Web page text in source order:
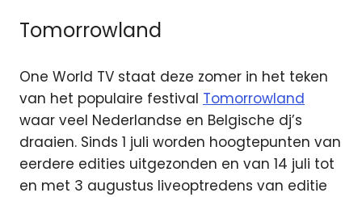
Tomorrowland
One World TV staat deze zomer in het teken
van het populaire festival Tomorrowland
waar veel Nederlandse en Belgische dj’s
draaien. Sinds 1 juli worden hoogtepunten van
eerdere edities uitgezonden en van 14 juli tot
en met 3 augustus liveoptredens van editie